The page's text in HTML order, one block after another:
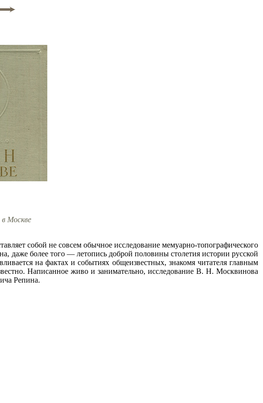
Москве
собой не совсем обычное исследование мемуарно-топографического
даже более того — летопись доброй половины столетия истории русской
на фактах и событиях общеизвестных, знакомя читателя главным
Написанное живо и занимательно, исследование В. Н. Москвинова
Репина.